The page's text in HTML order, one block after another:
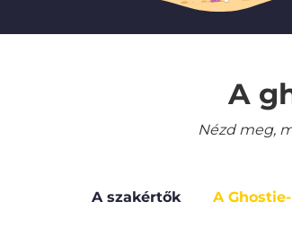
A
Nézd meg,
A szakértők A